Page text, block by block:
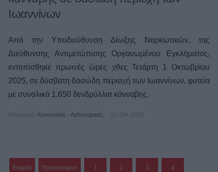
Ιωαννίνων
Από την Υποδιεύθυνση Δίωξης Ναρκωτικών, της
Διεύθυνσης Αντιμετώπισης Οργανωμένου Εγκλήματος,
εντοπίσθηκε πρωινές ώρες χθες Τετάρτη 1 Οκτωβρίου
2025, σε δύσβατη δασώδη περιοχή των Ιωαννίνων, φυτεία
με συνολικά 1.650 δενδρύλλια κάνναβης.
Κατηγορία Κοινωνικές - Αστυνομικές 02 Οκτ 2025
Έναρξη Προηγούμενο 1 2 3 4